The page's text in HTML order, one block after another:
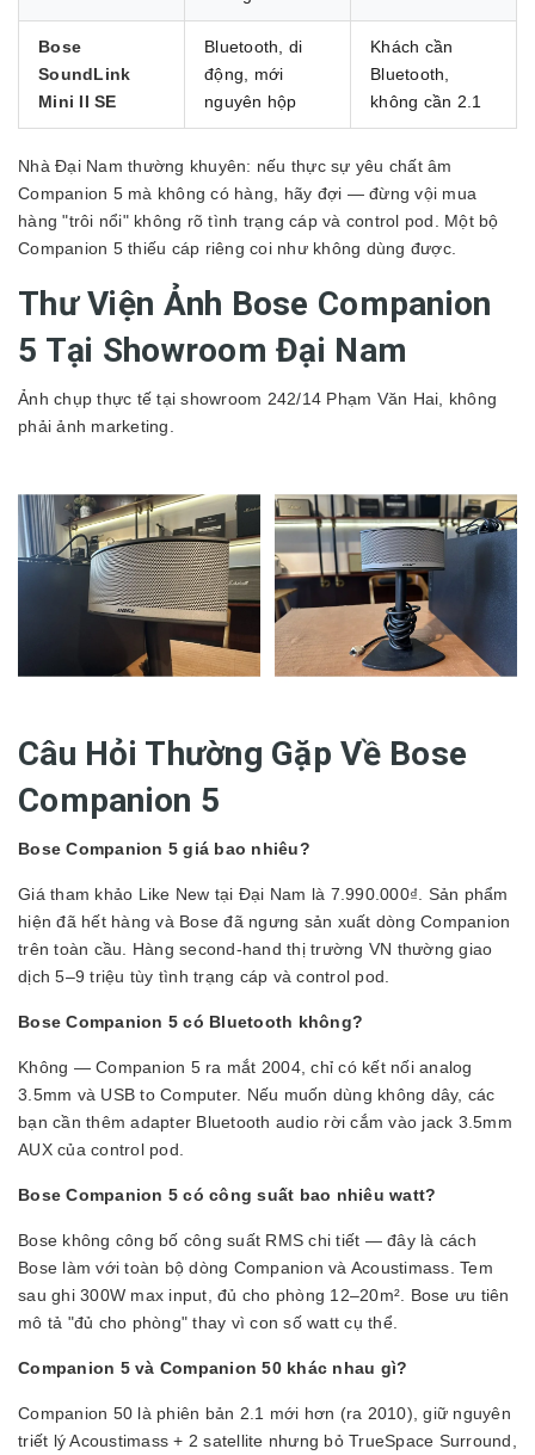
Bose
SoundLink
Mini II SE
Bluetooth, di
động, mới
nguyên hộp
Khách cần
Bluetooth,
không cần 2.1
Nhà Đại Nam thường khuyên: nếu thực sự yêu chất âm
Companion 5 mà không có hàng, hãy đợi — đừng vội mua
hàng "trôi nổi" không rõ tình trạng cáp và control pod. Một bộ
Companion 5 thiếu cáp riêng coi như không dùng được.
Thư Viện Ảnh Bose Companion
5 Tại Showroom Đại Nam
Ảnh chụp thực tế tại showroom 242/14 Phạm Văn Hai, không
phải ảnh marketing.
Câu Hỏi Thường Gặp Về Bose
Companion 5
Bose Companion 5 giá bao nhiêu?
Giá tham khảo Like New tại Đại Nam là 7.990.000₫. Sản phẩm
hiện đã hết hàng và Bose đã ngưng sản xuất dòng Companion
trên toàn cầu. Hàng second-hand thị trường VN thường giao
dịch 5–9 triệu tùy tình trạng cáp và control pod.
Bose Companion 5 có Bluetooth không?
Không — Companion 5 ra mắt 2004, chỉ có kết nối analog
3.5mm và USB to Computer. Nếu muốn dùng không dây, các
bạn cần thêm adapter Bluetooth audio rời cắm vào jack 3.5mm
AUX của control pod.
Bose Companion 5 có công suất bao nhiêu watt?
Bose không công bố công suất RMS chi tiết — đây là cách
Bose làm với toàn bộ dòng Companion và Acoustimass. Tem
sau ghi 300W max input, đủ cho phòng 12–20m². Bose ưu tiên
mô tả "đủ cho phòng" thay vì con số watt cụ thể.
Companion 5 và Companion 50 khác nhau gì?
Companion 50 là phiên bản 2.1 mới hơn (ra 2010), giữ nguyên
triết lý Acoustimass + 2 satellite nhưng bỏ TrueSpace Surround,